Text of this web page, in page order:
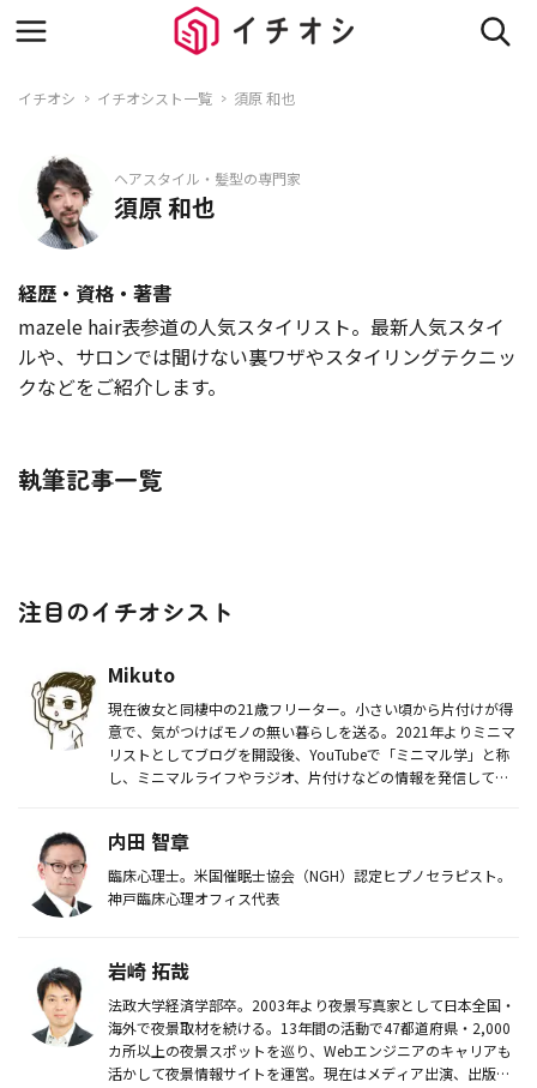
イチオシ イチオシスト一覧 須原 和也
ヘアスタイル・髪型の専門家
須原 和也
経歴・資格・著書
mazele hair表参道の人気スタイリスト。最新人気スタイ
ルや、サロンでは聞けない裏ワザやスタイリングテクニッ
クなどをご紹介します。
執筆記事一覧
注目のイチオシスト
Mikuto
現在彼女と同棲中の21歳フリーター。小さい頃から片付けが得
意で、気がつけばモノの無い暮らしを送る。2021年よりミニマ
リストとしてブログを開設後、YouTubeで「ミニマル学」と称
し、ミニマルライフやラジオ、片付けなどの情報を発信してい
内田 智章
臨床心理士。米国催眠士協会（NGH）認定ヒプノセラピスト。
神戸臨床心理オフィス代表
岩崎 拓哉
法政大学経済学部卒。2003年より夜景写真家として日本全国・
海外で夜景取材を続ける。13年間の活動で47都道府県・2,000
カ所以上の夜景スポットを巡り、Webエンジニアのキャリアも
活かして夜景情報サイトを運営。現在はメディア出演、出版物